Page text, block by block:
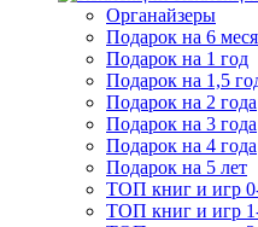
Органайзеры
Подарок на 6
Подарок на 1 год
Подарок на 1,5
Подарок на 2 года
Подарок на 3 года
Подарок на 4 года
Подарок на 5 лет
ТОП книг и игр
ТОП книг и игр